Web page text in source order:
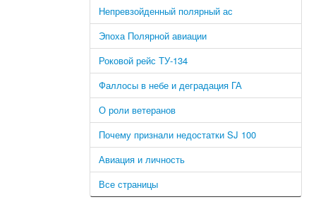
Непревзойденный полярный ас
Эпоха Полярной авиации
Роковой рейс ТУ-134
Фаллосы в небе и деградация ГА
О роли ветеранов
Почему признали недостатки SJ 100
Авиация и личность
Все страницы